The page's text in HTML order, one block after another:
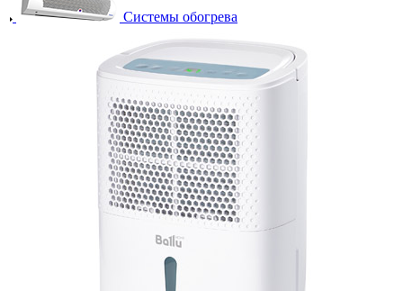
Системы обогрева